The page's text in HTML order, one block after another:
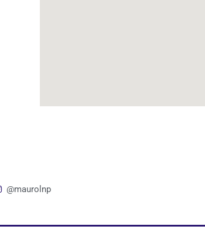
@maurolnp